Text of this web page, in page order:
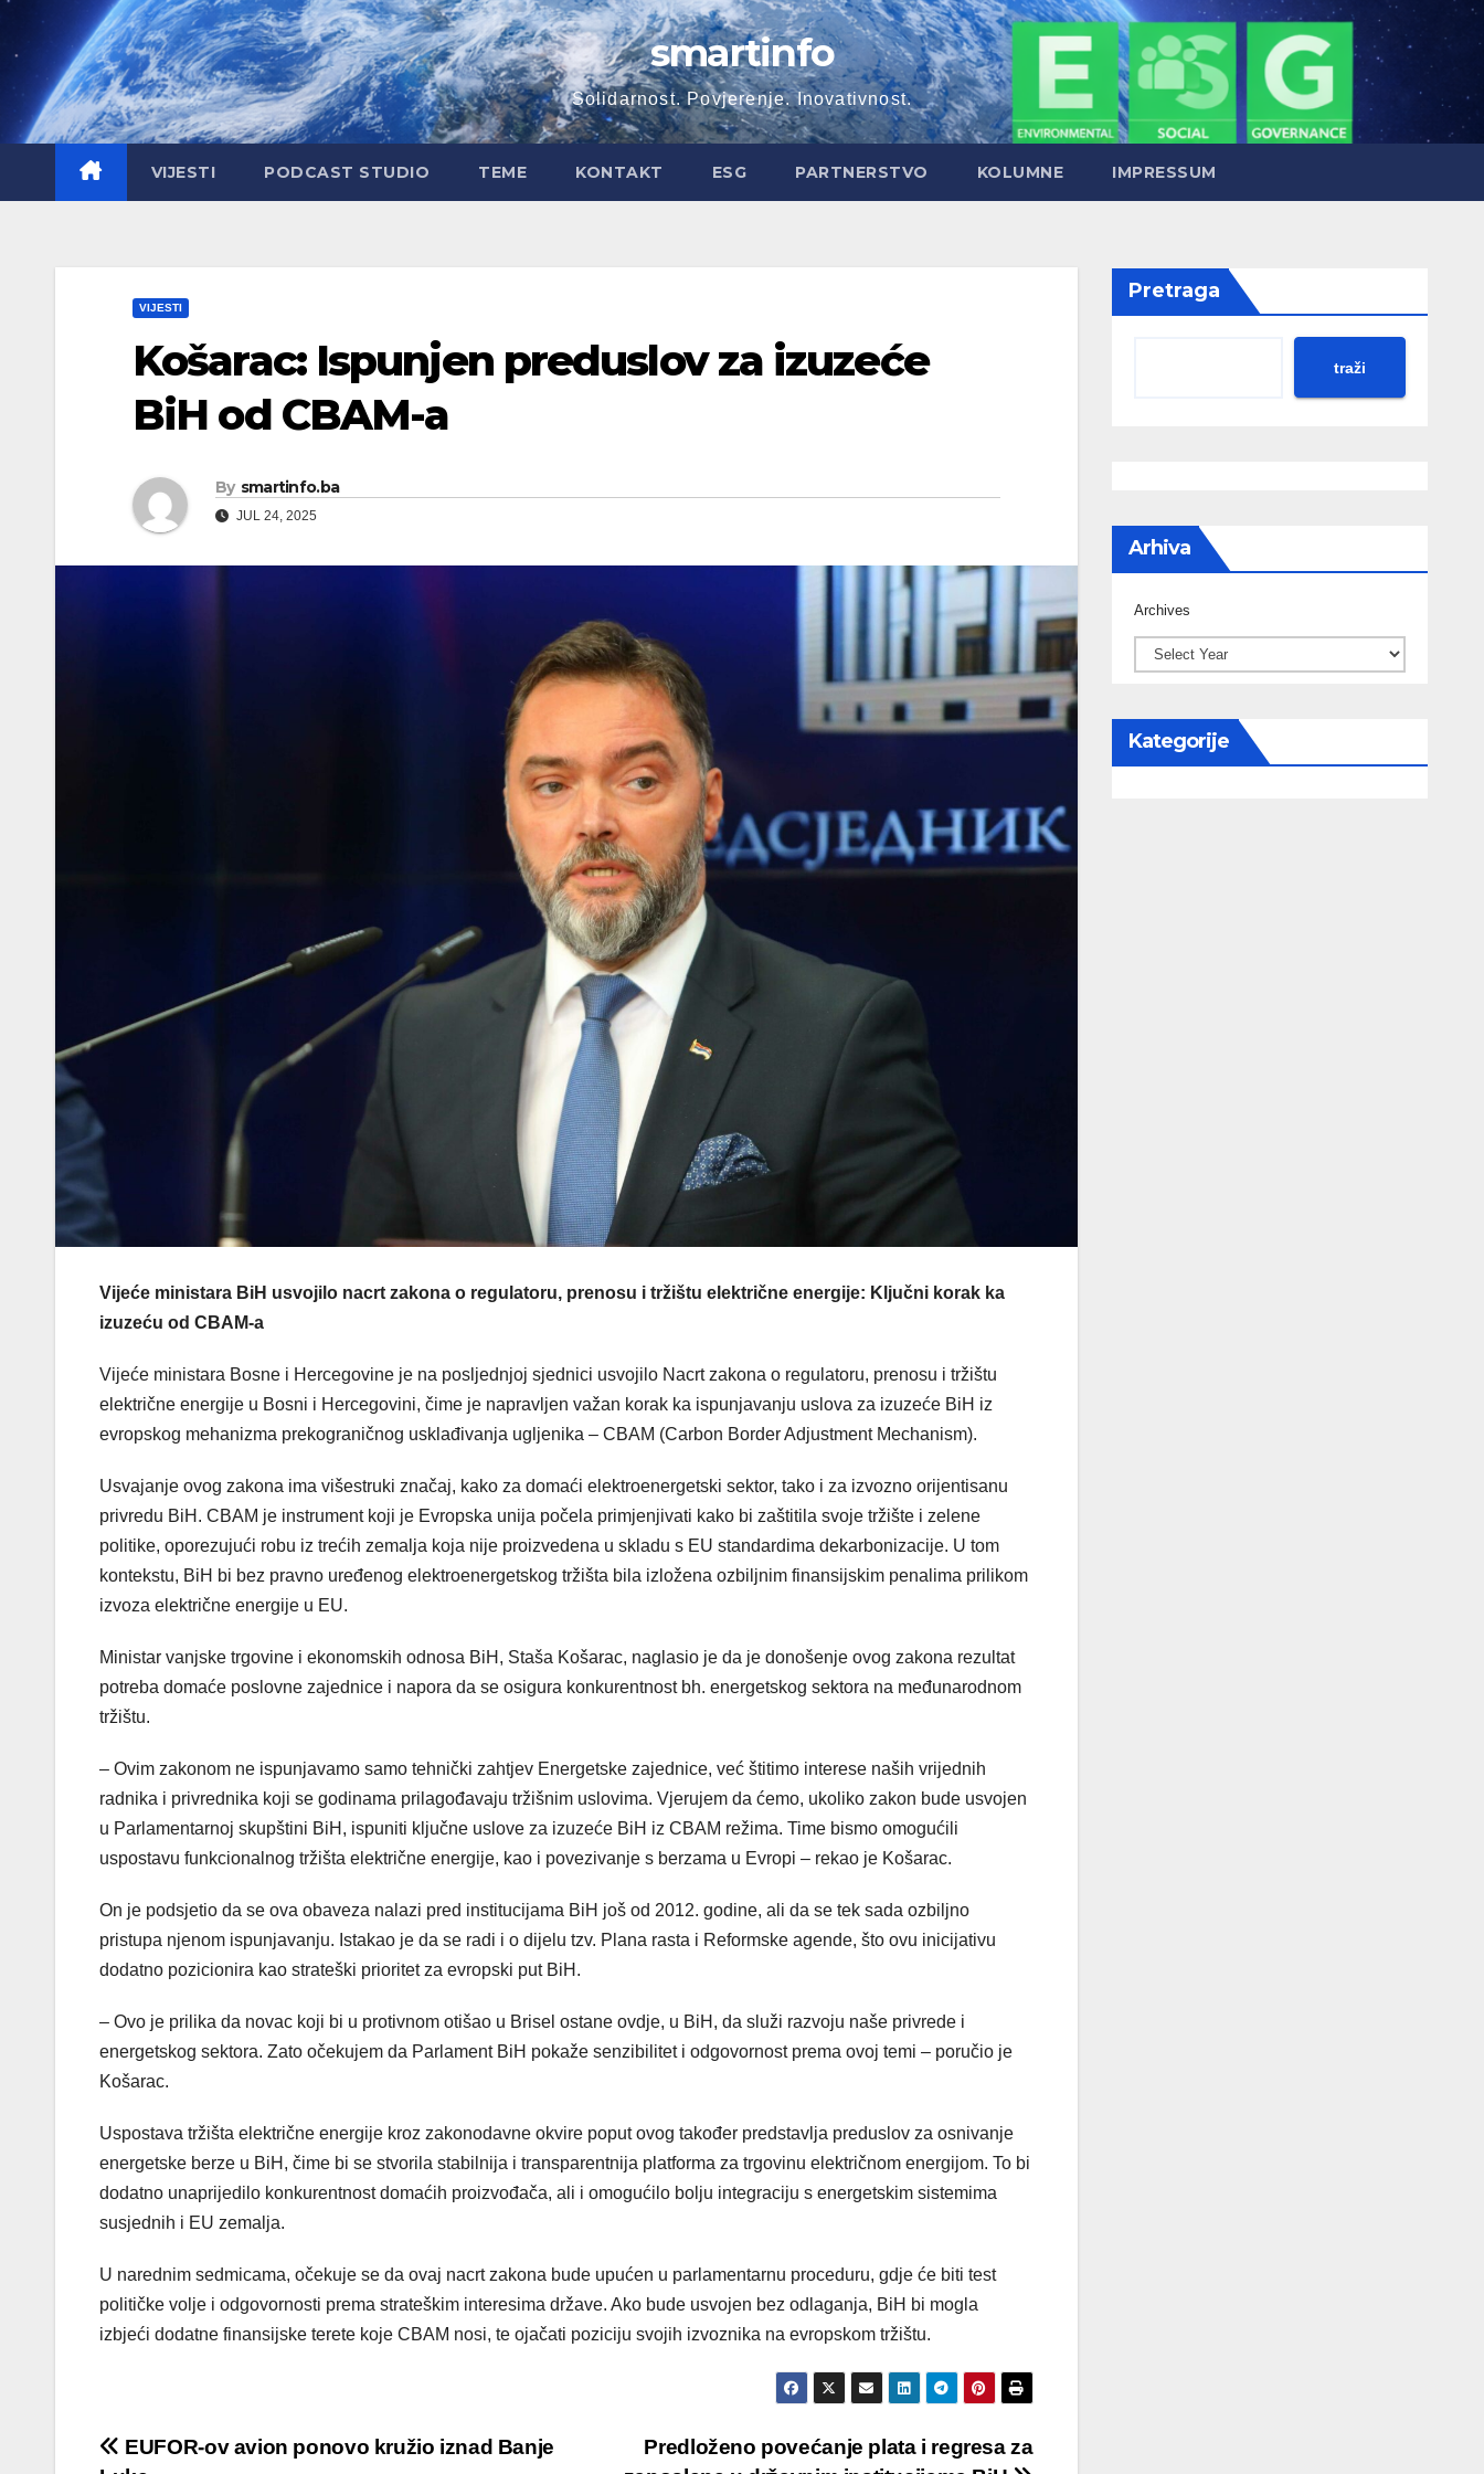
content
smartinfo
Solidarnost. Povjerenje. Inovativnost.
VIJESTI PODCAST STUDIO TEME KONTAKT ESG PARTNERSTVO KOLUMNE IMPRESSUM
VIJESTI
Košarac: Ispunjen preduslov za izuzeće
BiH od CBAM-a
By smartinfo.ba
JUL 24, 2025
Vijeće ministara BiH usvojilo nacrt zakona o regulatoru, prenosu i tržištu električne energije: Ključni korak ka
izuzeću od CBAM-a
Vijeće ministara Bosne i Hercegovine je na posljednjoj sjednici usvojilo Nacrt zakona o regulatoru, prenosu i tržištu
električne energije u Bosni i Hercegovini, čime je napravljen važan korak ka ispunjavanju uslova za izuzeće BiH iz
evropskog mehanizma prekograničnog usklađivanja ugljenika – CBAM (Carbon Border Adjustment Mechanism).
Usvajanje ovog zakona ima višestruki značaj, kako za domaći elektroenergetski sektor, tako i za izvozno orijentisanu
privredu BiH. CBAM je instrument koji je Evropska unija počela primjenjivati kako bi zaštitila svoje tržište i zelene
politike, oporezujući robu iz trećih zemalja koja nije proizvedena u skladu s EU standardima dekarbonizacije. U tom
kontekstu, BiH bi bez pravno uređenog elektroenergetskog tržišta bila izložena ozbiljnim finansijskim penalima prilikom
izvoza električne energije u EU.
Ministar vanjske trgovine i ekonomskih odnosa BiH, Staša Košarac, naglasio je da je donošenje ovog zakona rezultat
potreba domaće poslovne zajednice i napora da se osigura konkurentnost bh. energetskog sektora na međunarodnom
tržištu.
– Ovim zakonom ne ispunjavamo samo tehnički zahtjev Energetske zajednice, već štitimo interese naših vrijednih
radnika i privrednika koji se godinama prilagođavaju tržišnim uslovima. Vjerujem da ćemo, ukoliko zakon bude usvojen
u Parlamentarnoj skupštini BiH, ispuniti ključne uslove za izuzeće BiH iz CBAM režima. Time bismo omogućili
uspostavu funkcionalnog tržišta električne energije, kao i povezivanje s berzama u Evropi – rekao je Košarac.
On je podsjetio da se ova obaveza nalazi pred institucijama BiH još od 2012. godine, ali da se tek sada ozbiljno
pristupa njenom ispunjavanju. Istakao je da se radi i o dijelu tzv. Plana rasta i Reformske agende, što ovu inicijativu
dodatno pozicionira kao strateški prioritet za evropski put BiH.
– Ovo je prilika da novac koji bi u protivnom otišao u Brisel ostane ovdje, u BiH, da služi razvoju naše privrede i
energetskog sektora. Zato očekujem da Parlament BiH pokaže senzibilitet i odgovornost prema ovoj temi – poručio je
Košarac.
Uspostava tržišta električne energije kroz zakonodavne okvire poput ovog također predstavlja preduslov za osnivanje
energetske berze u BiH, čime bi se stvorila stabilnija i transparentnija platforma za trgovinu električnom energijom. To bi
dodatno unaprijedilo konkurentnost domaćih proizvođača, ali i omogućilo bolju integraciju s energetskim sistemima
susjednih i EU zemalja.
U narednim sedmicama, očekuje se da ovaj nacrt zakona bude upućen u parlamentarnu proceduru, gdje će biti test
političke volje i odgovornosti prema strateškim interesima države. Ako bude usvojen bez odlaganja, BiH bi mogla
izbjeći dodatne finansijske terete koje CBAM nosi, te ojačati poziciju svojih izvoznika na evropskom tržištu.
Post
Predloženo povećanje plata i regresa za
EUFOR-ov avion ponovo kružio iznad Banje
Pretraga
traži
Arhiva
Archives
Kategorije